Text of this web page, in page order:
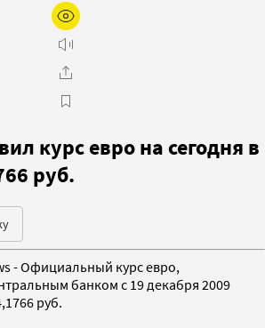
курс евро на сегодня в
руб.
- Официальный курс евро,
банком с 19 декабря 2009
руб.